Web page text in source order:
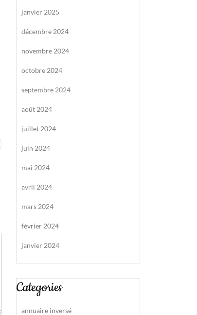
janvier 2025
décembre 2024
novembre 2024
octobre 2024
septembre 2024
août 2024
juillet 2024
juin 2024
mai 2024
avril 2024
mars 2024
février 2024
janvier 2024
Categories
annuaire inversé